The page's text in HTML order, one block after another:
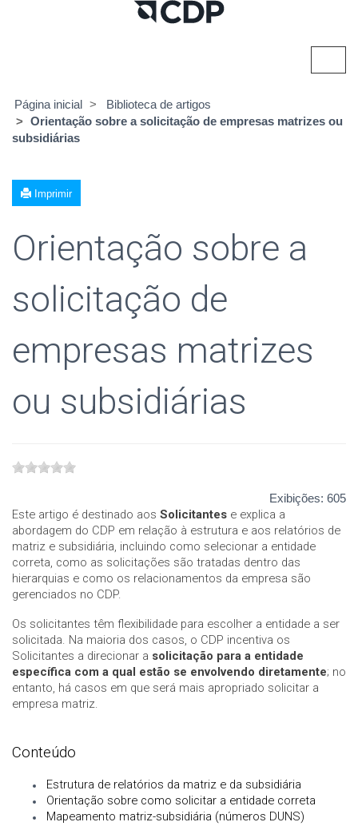
Página inicial
Biblioteca de artigos
Orientação sobre a solicitação de empresas matrizes ou
subsidiárias
Imprimir
Orientação sobre a
solicitação de
empresas matrizes
ou subsidiárias
Exibições: 605
Este artigo é destinado aos Solicitantes e explica a
abordagem do CDP em relação à estrutura e aos relatórios de
matriz e subsidiária, incluindo como selecionar a entidade
correta, como as solicitações são tratadas dentro das
hierarquias e como os relacionamentos da empresa são
gerenciados no CDP.
Os solicitantes têm flexibilidade para escolher a entidade a ser
solicitada. Na maioria dos casos, o CDP incentiva os
Solicitantes a direcionar a solicitação para a entidade
específica com a qual estão se envolvendo diretamente; no
entanto, há casos em que será mais apropriado solicitar a
empresa matriz.
Conteúdo
Estrutura de relatórios da matriz e da subsidiária
Orientação sobre como solicitar a entidade correta
Mapeamento matriz-subsidiária (números DUNS)